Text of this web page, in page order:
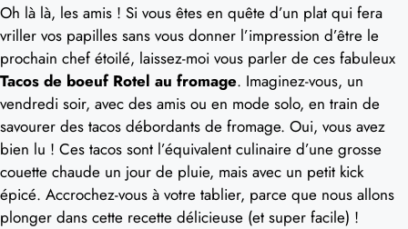
Oh là là, les amis ! Si vous êtes en quête d’un plat qui fera
vriller vos papilles sans vous donner l’impression d’être le
prochain chef étoilé, laissez-moi vous parler de ces fabuleux
Tacos de boeuf Rotel au fromage. Imaginez-vous, un
vendredi soir, avec des amis ou en mode solo, en train de
savourer des tacos débordants de fromage. Oui, vous avez
bien lu ! Ces tacos sont l’équivalent culinaire d’une grosse
couette chaude un jour de pluie, mais avec un petit kick
épicé. Accrochez-vous à votre tablier, parce que nous allons
plonger dans cette recette délicieuse (et super facile) !